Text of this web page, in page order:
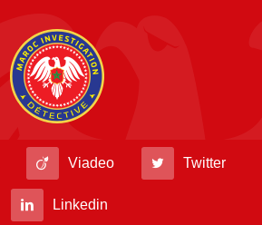
Viadeo Twitter
Linkedin